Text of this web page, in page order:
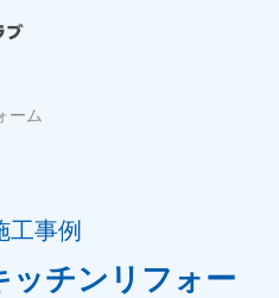
ーム
工事例
チンリフォー